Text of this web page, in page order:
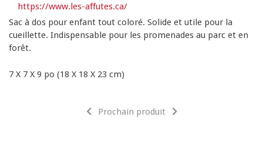
https://www.les-affutes.ca/
Sac à dos pour enfant tout coloré. Solide et utile pour la
cueillette. Indispensable pour les promenades au parc et en
forêt.
7 X 7 X 9 po (18 X 18 X 23 cm)
Prochain produit